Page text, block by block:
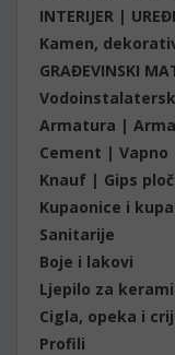
INTERIJER |
Kamen,
GRAĐEVINSKI
Armatura |
Cement | Vapno
Knauf | Gips
Kupaonice i
Sanitarije
Boje i lakovi
Ljepilo za
Cigla, opeka i
Profili